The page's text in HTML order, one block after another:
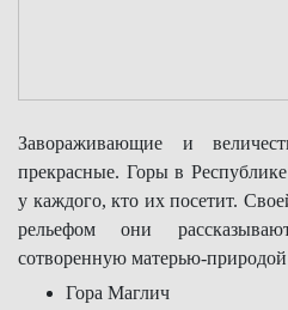
Завораживающие и
прекрасные. Горы в
у каждого, кто их посетит.
рельефом они
сотворенную матерью-природой
Гора Маглич